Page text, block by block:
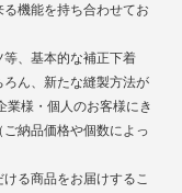
機能を持ち合わせてお
、基本的な補正下着
ろん、新たな縫製方法が
業様・個人のお客様にき
納品価格や個数によっ
る商品をお届けするこ